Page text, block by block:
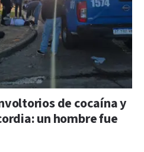
de cocaína y
un hombre fue